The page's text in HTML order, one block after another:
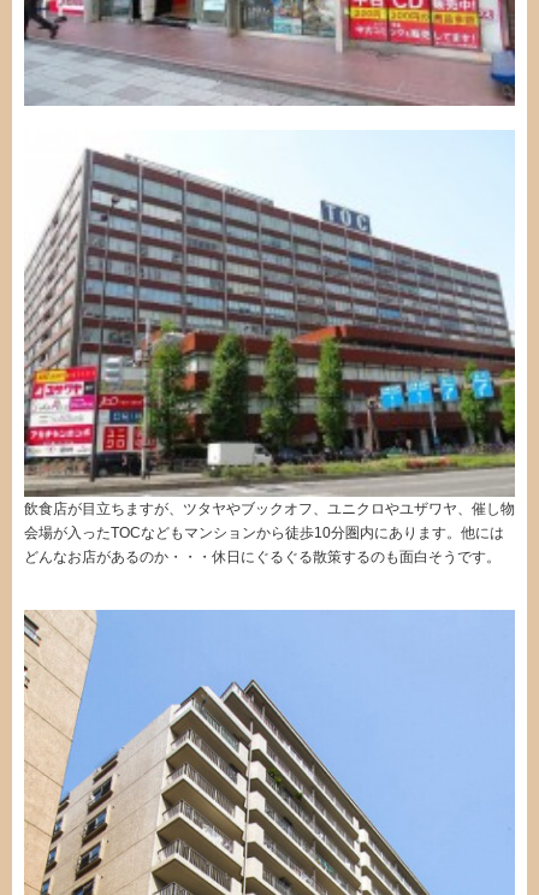
飲食店が目立ちますが、ツタヤやブックオフ、ユニクロやユザワヤ、催し物
会場が入ったTOCなどもマンションから徒歩10分圏内にあります。他には
どんなお店があるのか・・・休日にぐるぐる散策するのも面白そうです。